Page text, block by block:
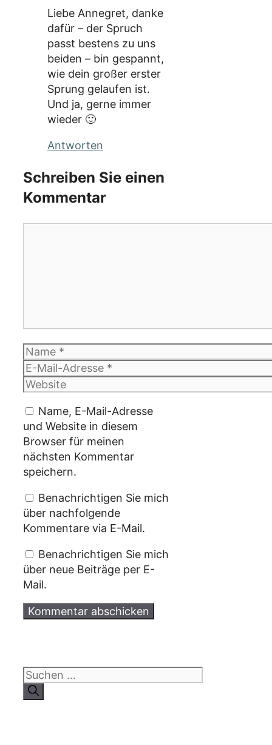
Liebe Annegret, danke
dafür – der Spruch
passt bestens zu uns
beiden – bin gespannt,
wie dein großer erster
Sprung gelaufen ist.
Und ja, gerne immer
wieder 🙂
Antworten
Schreiben Sie einen
Kommentar
Name
E-
Mail-
Website
Name, E-Mail-Adresse
und Website in diesem
Browser für meinen
nächsten Kommentar
speichern.
Benachrichtigen Sie mich
über nachfolgende
Kommentare via E-Mail.
Benachrichtigen Sie mich
über neue Beiträge per E-
Mail.
Suchen
nach: